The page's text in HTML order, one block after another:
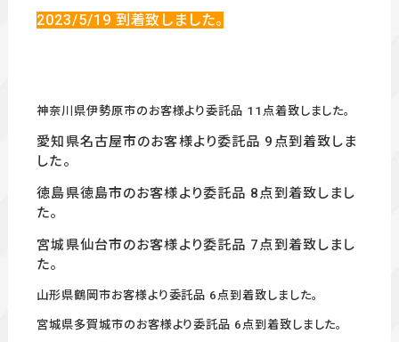
2023/5/19 到着致しました。
神奈川県伊勢原市のお客様より委託品 11点着致しました。
愛知県名古屋市のお客様より委託品 9点到着致しま
した。
徳島県徳島市のお客様より委託品 8点到着致しまし
た。
宮城県仙台市のお客様より委託品 7点到着致しまし
た。
山形県鶴岡市お客様より委託品 6点到着致しました。
宮城県多賀城市のお客様より委託品 6点到着致しました。